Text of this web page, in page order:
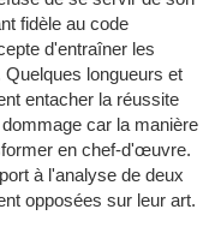
fidèle au code
d'entraîner les
longueurs et
entacher la réussite
car la manière
en chef-d'œuvre.
à l'analyse de deux
opposées sur leur art.